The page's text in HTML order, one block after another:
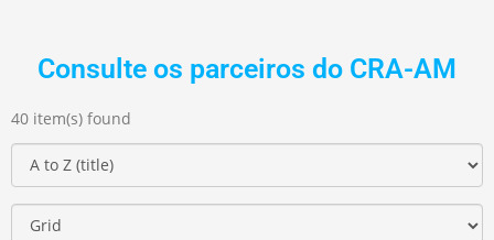
Consulte os parceiros do CRA-AM
40 item(s) found